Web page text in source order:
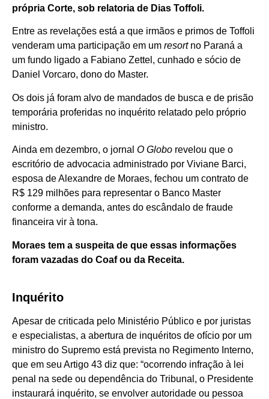
própria Corte, sob relatoria de Dias Toffoli.
Entre as revelações está a que irmãos e primos de Toffoli
venderam uma participação em um resortno Paraná a
um fundo ligado a Fabiano Zettel, cunhado e sócio de
Daniel Vorcaro, dono do Master.
Os dois já foram alvo de mandados de busca e de prisão
temporária proferidas no inquérito relatado pelo próprio
ministro.
Ainda em dezembro, o jornal O Globo revelou que o
escritório de advocacia administrado por Viviane Barci,
esposa de Alexandre de Moraes, fechou um contrato de
R$ 129 milhões para representar o Banco Master
conforme a demanda, antes do escândalo de fraude
financeira vir à tona.
Moraes tem a suspeita de que essas informações
foram vazadas do Coaf ou da Receita.
Inquérito
Apesar de criticada pelo Ministério Público e por juristas
e especialistas, a abertura de inquéritos de ofício por um
ministro do Supremo está prevista no Regimento Interno,
que em seu Artigo 43 diz que: “ocorrendo infração à lei
penal na sede ou dependência do Tribunal, o Presidente
instaurará inquérito, se envolver autoridade ou pessoa